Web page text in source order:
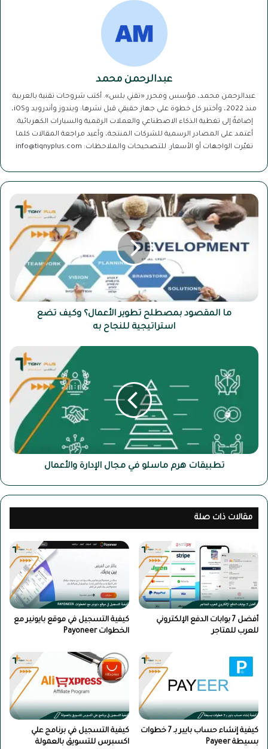
عبدالرحمن محمد
عبدالرحمن محمد، مؤسس ومحرر «تقني بلس». أكتب شروحات تقنية بالعربية
منذ 2022، وأختبر كل خطوة على جهاز حقيقي قبل نشرها: ويندوز وأندرويد وiOS،
إضافةً إلى تغطية الذكاء الاصطناعي والعملات الرقمية والسيارات الكهربائية.
أعتمد على المصادر الرسمية للشركات المنتجة، وأعيد مراجعة المقالات كلما
تغيّرت الواجهات أو الأسعار. للتصحيحات والملاحظات: info@tiqnyplus.com
ما
المقصود
بمصطلح
الأعمال؟
للنجاح
ما المقصود بمصطلح تطوير الأعمال؟ وكيف تضع
استراتيجية للنجاح به
تطبيقات
ماسلو
الإدارة
تطبيقات هرم ماسلو في مجال الإدارة والأعمال
مقالات ذات صلة
أفضل 7 بوابات الدفع الإلكتروني
للعرب للمتاجر
كيفية التسجيل في موقع بايونير مع
الخطوات Payoneer
كيفية إنشاء حساب بايير بـ 7 خطوات
بسيطة Payeer
كيفية التسجيل في برنامج علي
اكسبرس للتسويق بالعمولة